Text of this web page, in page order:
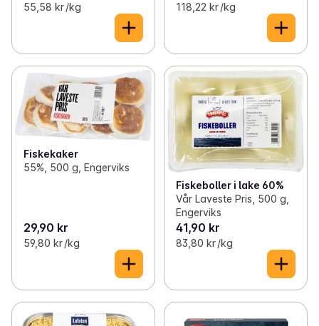
55,58 kr /kg 118,22 kr /kg
Fiskekaker
55%, 500 g, Engerviks
29,90 kr
59,80 kr /kg
Fiskeboller i lake 60%
Vår Laveste Pris, 500 g,
Engerviks
41,90 kr
83,80 kr /kg